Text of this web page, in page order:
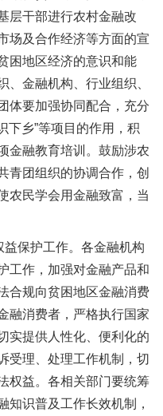
层干部进行农村金融改
场及合作经济等方面的宣
困地区经济的意识和能
、金融机构、行业组织、
体要加强协同配合，充分
下乡”等项目的作用，积
金融教育培训。鼓励涉农
青团组织的协调合作，创
农民学会用金融致富，当
保护工作。各金融机构
工作，加强对金融产品和
合规向贫困地区金融消费
融消费者，严格执行国家
实提供人性化、便利化的
受理、处理工作机制，切
权益。各相关部门要统筹
知识普及工作长效机制，